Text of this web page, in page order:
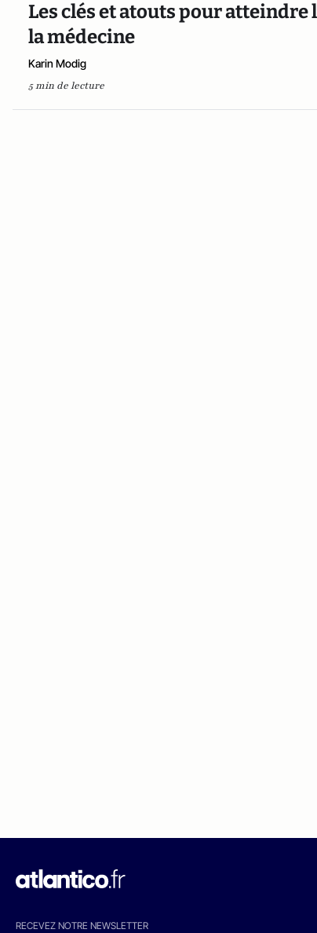
Les clés et atouts pour atteindre
la médecine
Karin Modig
5 min de lecture
RECEVEZ NOTRE NEWSLETTER